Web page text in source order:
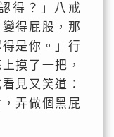
得？」八戒
得屁股，那
是你。」行
摸了一把，
見又笑道：
弄做個黑屁